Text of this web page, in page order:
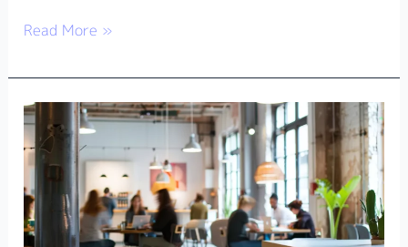
Read More »
Les
Grandes
tendances
du
coworking
en